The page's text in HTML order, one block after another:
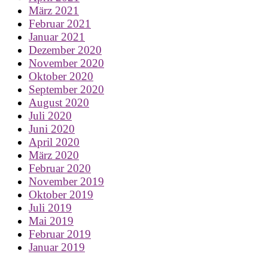
März 2021
Februar 2021
Januar 2021
Dezember 2020
November 2020
Oktober 2020
September 2020
August 2020
Juli 2020
Juni 2020
April 2020
März 2020
Februar 2020
November 2019
Oktober 2019
Juli 2019
Mai 2019
Februar 2019
Januar 2019